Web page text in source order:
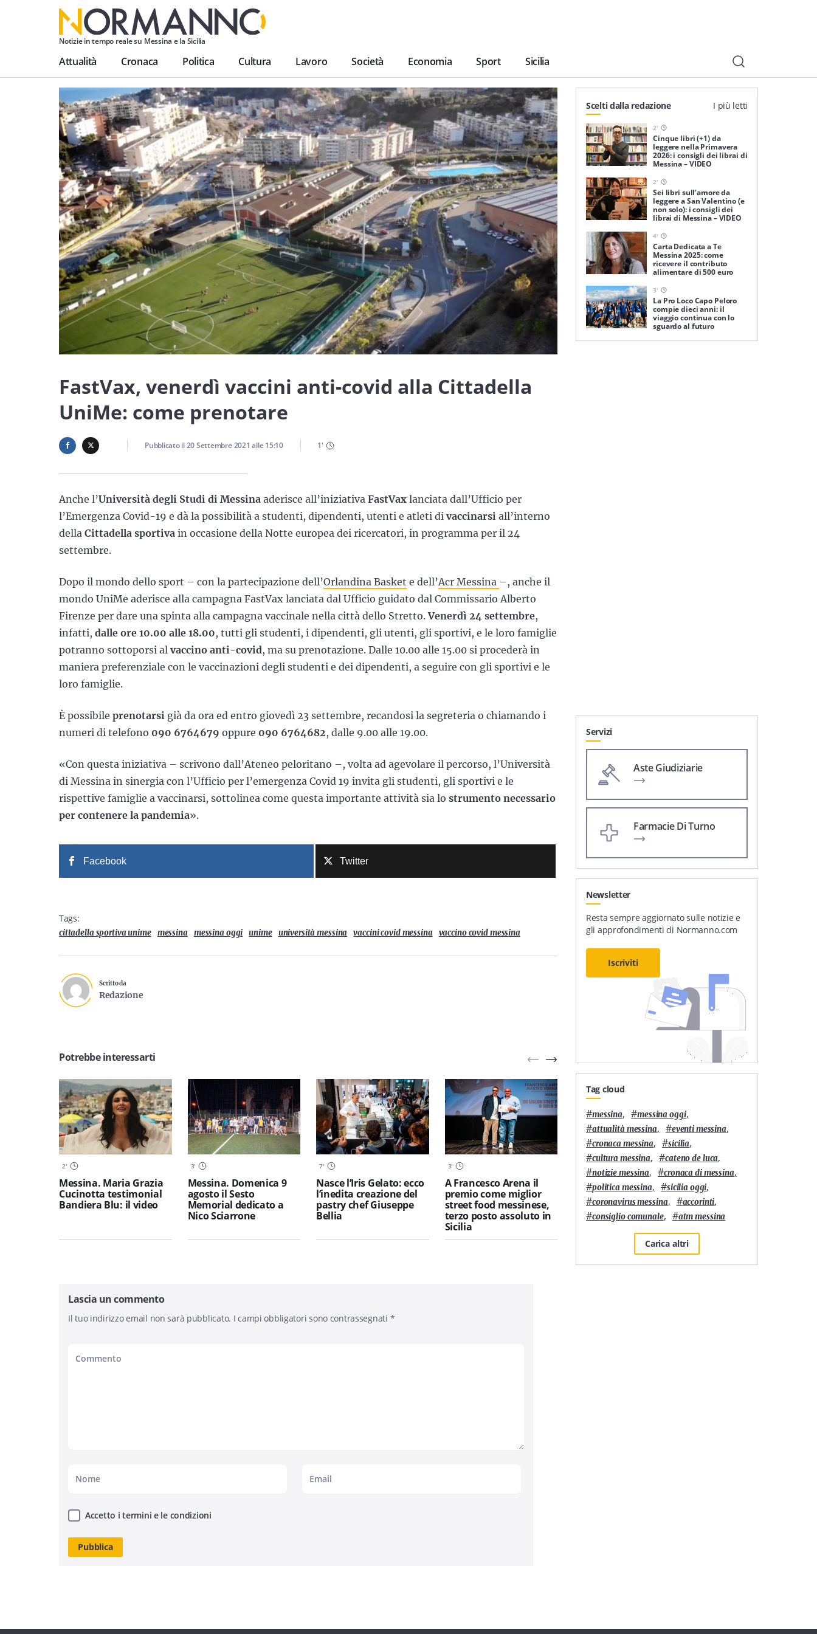
Notizie in tempo reale su Messina e la Sicilia
Attualità Cronaca Politica Cultura Lavoro Società Economia Sport Sicilia
FastVax, venerdì vaccini anti-covid alla Cittadella
UniMe: come prenotare
Pubblicato il20 Settembre 2021 alle15:10 1'
Anche l’Università degli Studi di Messina aderisce all’iniziativa FastVax lanciata dall’Ufficio per
l’Emergenza Covid-19 e dà la possibilità a studenti, dipendenti, utenti e atleti di vaccinarsi all’interno
della Cittadella sportiva in occasione della Notte europea dei ricercatori, in programma per il 24
settembre.
Dopo il mondo dello sport – con la partecipazione dell’Orlandina Basket e dell’Acr Messina –, anche il
mondo UniMe aderisce alla campagna FastVax lanciata dal Ufficio guidato dal Commissario Alberto
Firenze per dare una spinta alla campagna vaccinale nella città dello Stretto.Venerdì 24 settembre,
infatti, dalle ore 10.00 alle 18.00, tutti gli studenti, i dipendenti, gli utenti, gli sportivi, e le loro famiglie
potranno sottoporsi al vaccino anti-covid, ma su prenotazione. Dalle 10.00 alle 15.00 si procederà in
maniera preferenziale con le vaccinazioni degli studenti e dei dipendenti, a seguire con gli sportivi e le
loro famiglie.
È possibile prenotarsi già da ora ed entro giovedì 23 settembre, recandosi la segreteria o chiamando i
numeri di telefono 090 6764679 oppure 090 6764682, dalle 9.00 alle 19.00.
«Con questa iniziativa – scrivono dall’Ateneo peloritano –, volta ad agevolare il percorso, l’Università
di Messina in sinergia con l’Ufficio per l’emergenza Covid 19 invita gli studenti, gli sportivi e le
rispettive famiglie a vaccinarsi, sottolinea come questa importante attività sia lo strumento necessario
per contenere la pandemia».
Facebook Twitter
Tags:
cittadella sportiva unime messina messina oggi unime università messina vaccini covid messina vaccino covid messina
Scritto da
Redazione
Potrebbe interessarti
2'
Messina. Maria Grazia
Cucinotta testimonial
Bandiera Blu: il video
3'
Messina. Domenica 9
agosto il Sesto
Memorial dedicato a
Nico Sciarrone
7'
Nasce l’Iris Gelato: ecco
l’inedita creazione del
pastry chef Giuseppe
Bellia
3'
A Francesco Arena il
premio come miglior
street food messinese,
terzo posto assoluto in
Sicilia
“Un mare di arte e
cultura”: a Furci Siculo
torna l’evento che
unisce musica, cinema
e arti visive
L’Orso in Teglia di
Messina è la migliore
pizza in teglia della
Sicilia secondo
Lascia un commento
Il tuo indirizzo email non sarà pubblicato. I campi obbligatori sono contrassegnati *
Accetto i termini e le condizioni
Scelti dalla redazione I più letti
2'
Cinque libri (+1) da
leggere nella Primavera
2026: i consigli dei librai di
Messina – VIDEO
2'
Sei libri sull’amore da
leggere a San Valentino (e
non solo): i consigli dei
librai di Messina – VIDEO
4'
Carta Dedicata a Te
Messina 2025: come
ricevere il contributo
alimentare di 500 euro
3'
La Pro Loco Capo Peloro
compie dieci anni: il
viaggio continua con lo
sguardo al futuro
Servizi
Aste Giudiziarie
Farmacie Di Turno
Newsletter
Resta sempre aggiornato sulle notizie e
gli approfondimenti di Normanno.com
Iscriviti
Tag cloud
#messina, #messina oggi,
#attualità messina, #eventi messina,
#cronaca messina, #sicilia,
#cultura messina, #cateno de luca,
#notizie messina, #cronaca di messina,
#politica messina, #sicilia oggi,
#coronavirus messina, #accorinti,
#consiglio comunale, #atm messina
Carica altri